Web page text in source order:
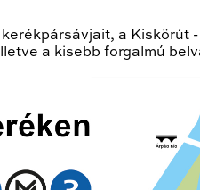
a
a kisebb forgalmú